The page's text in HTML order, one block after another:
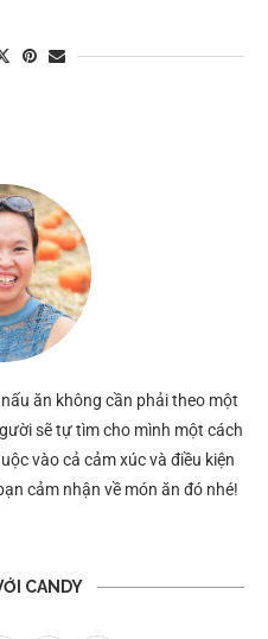
ăn không cần phải theo một
sẽ tự tìm cho mình một cách
vào cả cảm xúc và điều kiện
cảm nhận về món ăn đó nhé!
CANDY